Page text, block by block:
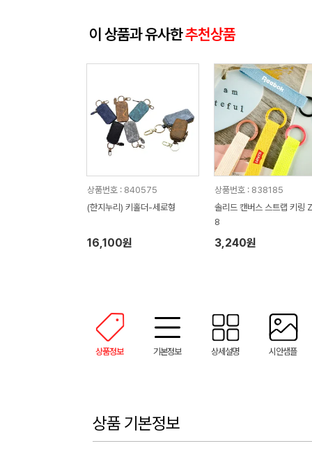
이 상품과 유사한추천상품
상품번호 : 840575
(한지누리) 키홀더-세로형
16,100원
상품번호 : 838185
솔리드 캔버스 스트랩 키링
8
3,240원
상품정보 기본정보 상세설명 시안샘플
상품 기본정보